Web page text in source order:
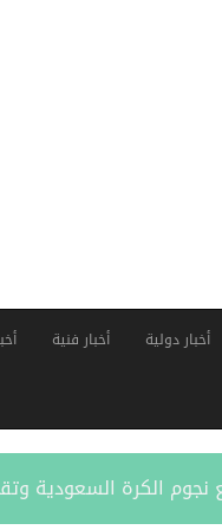
أخبار دولية أخبار فنية
نجوم الكرة السعودية